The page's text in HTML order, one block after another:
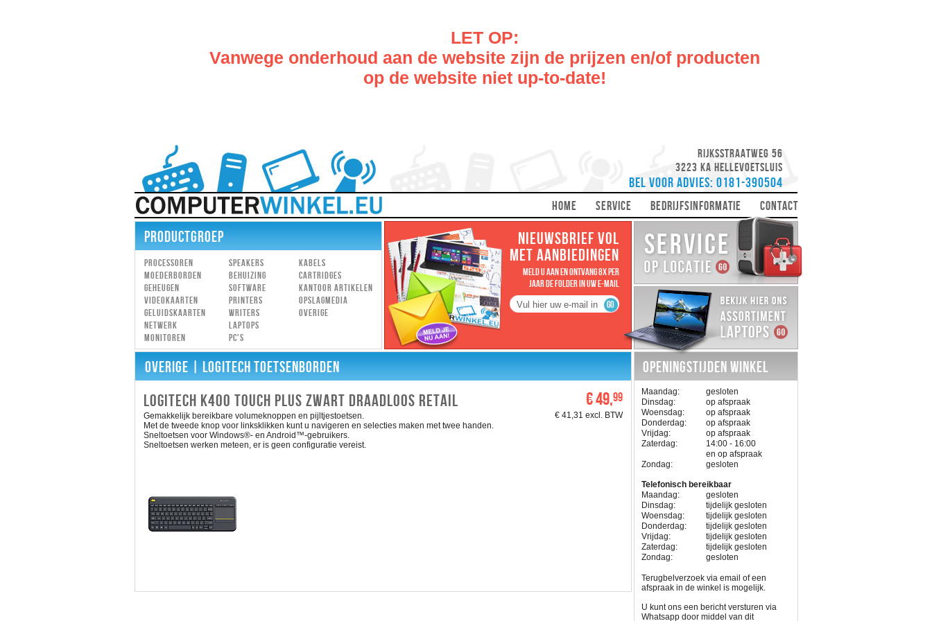
LET OP:
Vanwege onderhoud aan de website zijn de prijzen en/of producten
op de website niet up-to-date!
Rijksstraatweg 56
3223 KA Hellevoetsluis
Bel voor advies: 0181-390504
CONTACT
BEDRIJFSINFORMATIE
SERVICE
HOME
PRODUCTGROEP
Processoren
Moederborden
Geheugen
Videokaarten
Geluidskaarten
Netwerk
Monitoren
Speakers
Behuizing
Software
Printers
Writers
Laptops
PC's
Kabels
Cartridges
Kantoor artikelen
Opslagmedia
Overige
NIEUWSBRIEF VOL
MET AANBIEDINGEN
MELD U AAN EN ONTVANG 8X PER
JAAR DE FOLDER IN UW E-MAIL
OVERIGE| LOGITECH TOETSENBORDEN
LOGITECH K400 TOUCH PLUS ZWART DRAADLOOS RETAIL
Gemakkelijk bereikbare volumeknoppen en pijltjestoetsen.
Met de tweede knop voor linksklikken kunt u navigeren en selecties maken met twee handen.
Sneltoetsen voor Windows®- en Android™-gebruikers.
Sneltoetsen werken meteen, er is geen configuratie vereist.
€ 49,99
€ 41,31 excl. BTW
OPENINGSTIJDEN WINKEL
Maandag:
gesloten
Dinsdag:
op afspraak
Woensdag:
op afspraak
Donderdag:
op afspraak
Vrijdag:
op afspraak
Zaterdag:
14:00 - 16:00
en op afspraak
Zondag:
gesloten
Telefonisch bereikbaar
Maandag:
gesloten
Dinsdag:
tijdelijk gesloten
Woensdag:
tijdelijk gesloten
Donderdag:
tijdelijk gesloten
Vrijdag:
tijdelijk gesloten
Zaterdag:
tijdelijk gesloten
Zondag:
gesloten
Terugbelverzoek via email of een
afspraak in de winkel is mogelijk.
U kunt ons een bericht versturen via
Whatsapp door middel van dit